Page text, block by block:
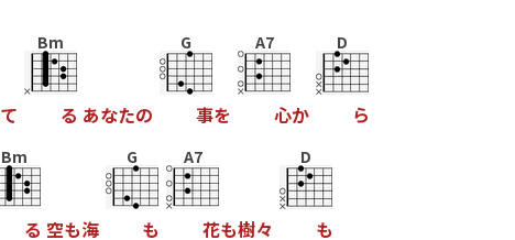
て
Bm
る あなたの
G
事を
A7
心か
D
ら
Bm
る 空も海
G
も
A7
花も樹々
D
も